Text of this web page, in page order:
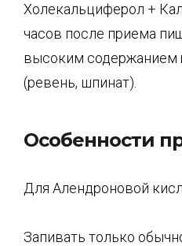
Холекальциферол +
часов после приема
высоким содержанием
(ревень, шпинат).
Особенности
Для Алендроновой
Запивать только